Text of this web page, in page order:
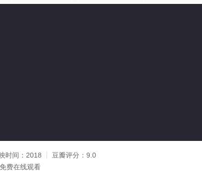
时间： 2018 豆瓣评分： 9.0
费在线观看